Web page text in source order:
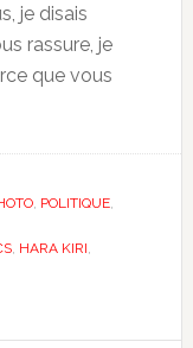
je disais
rassure, je
que vous
, POLITIQUE,
, HARA KIRI